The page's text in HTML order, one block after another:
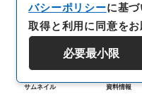
サムネイル 資料情報
バシーポリシーに基
取得と利用に同意をお
必要最小限